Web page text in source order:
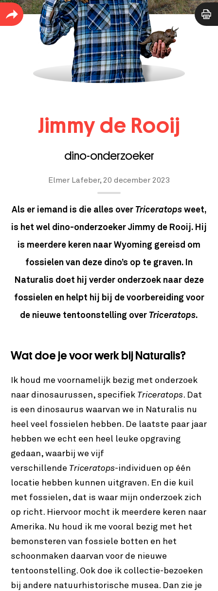
Jimmy de Rooij
dino-onderzoeker
Elmer Lafeber, 20 december 2023
Als er iemand is die alles over Triceratopsweet,
is het wel dino-onderzoeker Jimmy de Rooij. Hij
is meerdere keren naar Wyoming gereisd om
fossielen van deze dino’s op te graven. In
Naturalis doet hij verder onderzoek naar deze
fossielen en helpt hij bij de voorbereiding voor
de nieuwe tentoonstelling over Triceratops.
Wat doe je voor werk bij Naturalis?
Ik houd me voornamelijk bezig met onderzoek
naar dinosaurussen, specifiek Triceratops. Dat
is een dinosaurus waarvan we in Naturalis nu
heel veel fossielen hebben. De laatste paar jaar
hebben we echt een heel leuke opgraving
gedaan, waarbij we vijf
verschillende Triceratops-individuen op één
locatie hebben kunnen uitgraven. En die kuil
met fossielen, dat is waar mijn onderzoek zich
op richt. Hiervoor mocht ik meerdere keren naar
Amerika. Nu houd ik me vooral bezig met het
bemonsteren van fossiele botten en het
schoonmaken daarvan voor de nieuwe
tentoonstelling. Ook doe ik collectie-bezoeken
bij andere natuurhistorische musea. Dan zie je